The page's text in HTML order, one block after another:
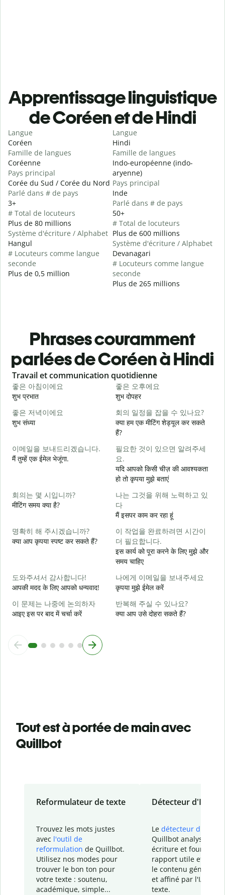
Apprentissage linguistique
de Coréen et de Hindi
Langue
Coréen
Famille de langues
Coréenne
Pays principal
Corée du Sud / Corée du Nord
Parlé dans # de pays
3+
# Total de locuteurs
Plus de 80 millions
Système d'écriture / Alphabet
Hangul
# Locuteurs comme langue
seconde
Plus de 0,5 million
Langue
Hindi
Famille de langues
Indo-européenne (indo-
aryenne)
Pays principal
Inde
Parlé dans # de pays
50+
# Total de locuteurs
Plus de 600 millions
Système d'écriture / Alphabet
Devanagari
# Locuteurs comme langue
seconde
Plus de 265 millions
Phrases couramment
parlées de Coréen à Hindi
Slide 1 of 6
Travail et communication quotidienne
좋은 아침이에요
शुभ प्रभात
좋은 오후에요
शुभ दोपहर
좋은 저녁이에요
शुभ संध्या
회의 일정을 잡을 수 있나요?
क्या हम एक मीटिंग शेड्यूल कर सकते
हैं?
이메일을 보내드리겠습니다.
मैं तुम्हें एक ईमेल भेजूंगा.
필요한 것이 있으면 알려주세
요.
यदि आपको किसी चीज़ की आवश्यकता
हो तो कृपया मुझे बताएं
회의는 몇 시입니까?
मीटिंग समय क्या है?
나는 그것을 위해 노력하고 있
다
मैं इसपर काम कर रहा हूं
명확히 해 주시겠습니까?
क्या आप कृपया स्पष्ट कर सकते हैं?
이 작업을 완료하려면 시간이
더 필요합니다.
इस कार्य को पूरा करने के लिए मुझे और
समय चाहिए
도와주셔서 감사합니다!
आपकी मदद के लिए आपको धन्यवाद!
나에게 이메일을 보내주세요
कृपया मुझे ईमेल करें
이 문제는 나중에 논의하자
आइए इस पर बाद में चर्चा करें
반복해 주실 수 있나요?
क्या आप उसे दोहरा सकते हैं?
Tout est à portée de main avec
Quillbot
Reformulateur de texte
Trouvez les mots justes
avec l'outil de
reformulation de Quillbot.
Utilisez nos modes pour
trouver le bon ton pour
votre texte : soutenu,
académique, simple...
Détecteur d'IA
Le détecteur d'IA
Quillbot analyse votre
écriture et fournit un
rapport utile et
le contenu généré
et affiné par l'IA
texte.